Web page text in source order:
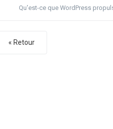
Qu'est-ce que WordPress
« Retour